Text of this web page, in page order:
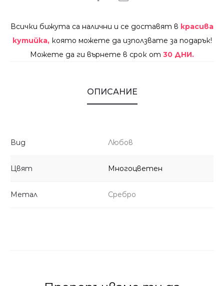
Всички бижута са налични и се доставят в красива
кутийка, която можете да използвате за подарък!
Можете да ги върнете в срок от 30 ДНИ.
ОПИСАНИЕ
Вид Любов
Цвят Многоцветен
Метал Сребро